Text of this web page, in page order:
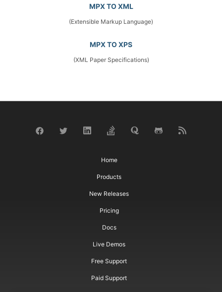
MPX TO XML
(Extensible Markup Language)
MPX TO XPS
(XML Paper Specifications)
Home
Products
New Releases
Pricing
Docs
Live Demos
Free Support
Paid Support